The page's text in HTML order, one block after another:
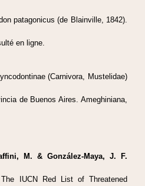
patagonicus (de Blainville, 1842).
en ligne.
(Carnivora, Mustelidae)
de Buenos Aires. Ameghiniana,
M. & González-Maya, J. F.
IUCN Red List of Threatened